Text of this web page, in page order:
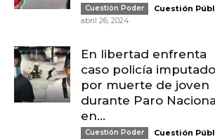
Cuestión Poder Cuestión
abril 26, 2024
En libertad enfrenta
caso policía imputado
por muerte de joven
durante Paro
en...
Cuestión Poder Cuestión